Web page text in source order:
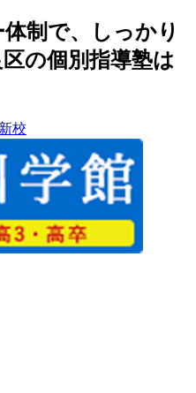
制で、しっかり
の個別指導塾は